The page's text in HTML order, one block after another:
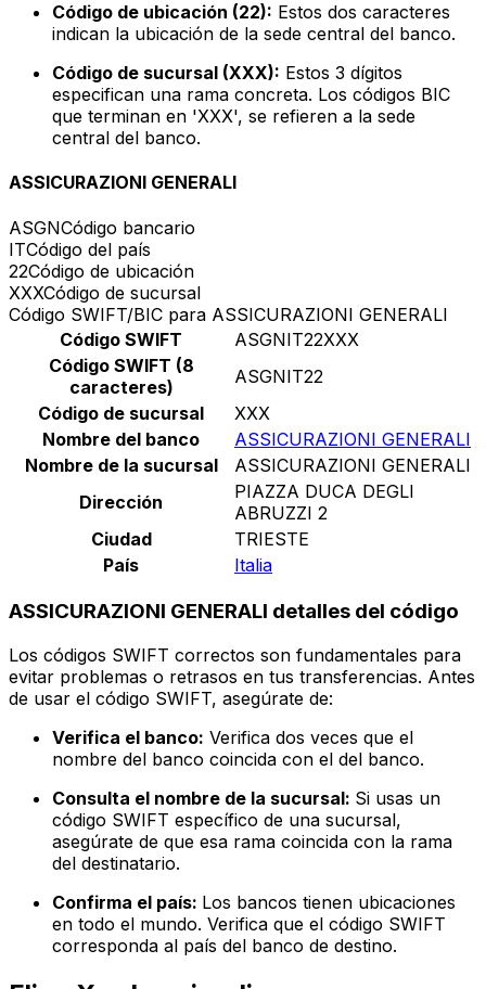
Código de ubicación (22): Estos dos caracteres
indican la ubicación de la sede central del banco.
Código de sucursal (XXX): Estos 3 dígitos
especifican una rama concreta. Los códigos BIC
que terminan en 'XXX', se refieren a la sede
central del banco.
ASSICURAZIONI GENERALI
ASGNCódigo bancario
ITCódigo del país
22Código de ubicación
XXXCódigo de sucursal
Código SWIFT/BIC para ASSICURAZIONI GENERALI
Código SWIFT
ASGNIT22XXX
Código SWIFT (8
caracteres)
ASGNIT22
Código de sucursal
XXX
Nombre del banco
ASSICURAZIONI GENERALI
Nombre de la sucursal
ASSICURAZIONI GENERALI
Dirección
PIAZZA DUCA DEGLI
ABRUZZI 2
Ciudad
TRIESTE
País
Italia
ASSICURAZIONI GENERALI detalles del código
Los códigos SWIFT correctos son fundamentales para
evitar problemas o retrasos en tus transferencias. Antes
de usar el código SWIFT, asegúrate de:
Verifica el banco: Verifica dos veces que el
nombre del banco coincida con el del banco.
Consulta el nombre de la sucursal: Si usas un
código SWIFT específico de una sucursal,
asegúrate de que esa rama coincida con la rama
del destinatario.
Confirma el país: Los bancos tienen ubicaciones
en todo el mundo. Verifica que el código SWIFT
corresponda al país del banco de destino.